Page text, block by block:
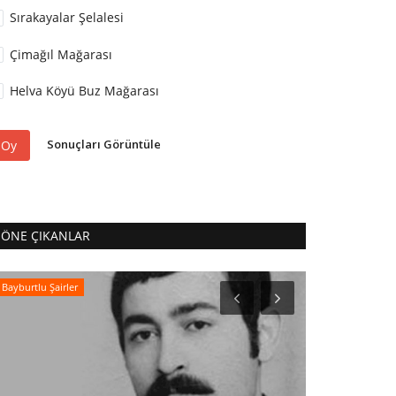
Sırakayalar Şelalesi
Çimağıl Mağarası
Helva Köyü Buz Mağarası
Oy Sonuçları Görüntüle
ÖNE ÇIKANLAR
Bayburtlu Şairler